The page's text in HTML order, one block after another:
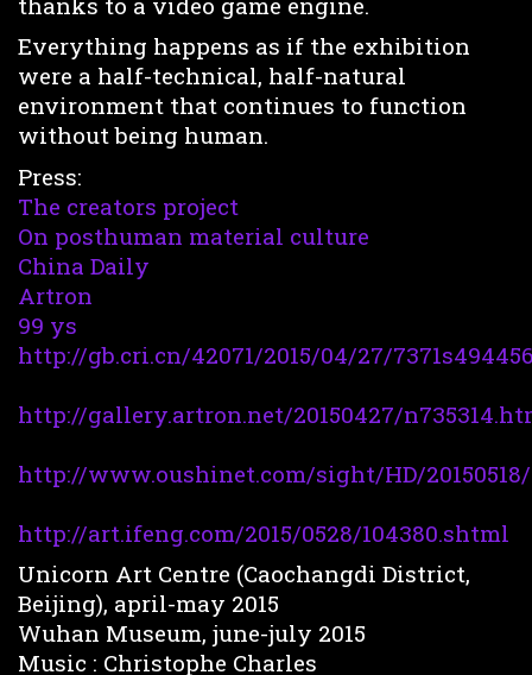
Everything happens as if the exhibition
were a half-technical, half-natural
environment that continues to function
without being human.
Press:
The creators project
On posthuman material culture
China Daily
Artron
99 ys
http://gb.cri.cn/42071/2015/04/27/
http://gallery.artron.net/20150427/
http://www.oushinet.com/sight/HD/
http://art.ifeng.com/2015/0528/104380.shtml
Unicorn Art Centre (Caochangdi District,
Beijing), april-may 2015
Wuhan Museum, june-july 2015
Music : Christophe Charles